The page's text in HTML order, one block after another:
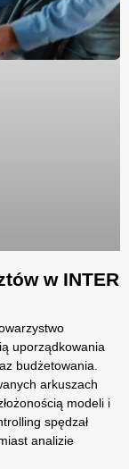
w INTER
uporządkowania
budżetowania.
arkuszach
modeli i
spędzał
analizie